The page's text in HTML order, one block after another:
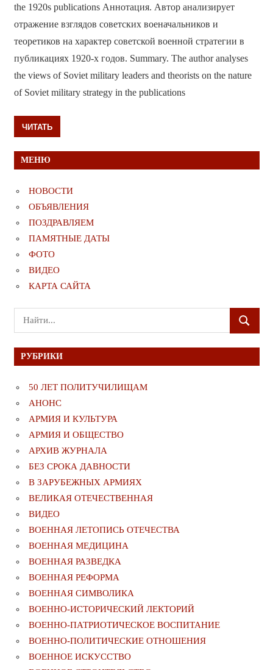
the 1920s publications Аннотация. Автор анализирует
отражение взглядов советских военачальников и
теоретиков на характер советской военной стратегии в
публикациях 1920-х годов. Summary. The author analyses
the views of Soviet military leaders and theorists on the nature
of Soviet military strategy in the publications
ЧИТАТЬ
МЕНЮ
НОВОСТИ
ОБЪЯВЛЕНИЯ
ПОЗДРАВЛЯЕМ
ПАМЯТНЫЕ ДАТЫ
ФОТО
ВИДЕО
КАРТА САЙТА
Поиск
для:
ПОИСК
РУБРИКИ
50 ЛЕТ ПОЛИТУЧИЛИЩАМ
АНОНС
АРМИЯ И КУЛЬТУРА
АРМИЯ И ОБЩЕСТВО
АРХИВ ЖУРНАЛА
БЕЗ СРОКА ДАВНОСТИ
В ЗАРУБЕЖНЫХ АРМИЯХ
ВЕЛИКАЯ ОТЕЧЕСТВЕННАЯ
ВИДЕО
ВОЕННАЯ ЛЕТОПИСЬ ОТЕЧЕСТВА
ВОЕННАЯ МЕДИЦИНА
ВОЕННАЯ РАЗВЕДКА
ВОЕННАЯ РЕФОРМА
ВОЕННАЯ СИМВОЛИКА
ВОЕННО-ИСТОРИЧЕСКИЙ ЛЕКТОРИЙ
ВОЕННО-ПАТРИОТИЧЕСКОЕ ВОСПИТАНИЕ
ВОЕННО-ПОЛИТИЧЕСКИE ОТНОШЕНИЯ
ВОЕННОЕ ИСКУССТВО